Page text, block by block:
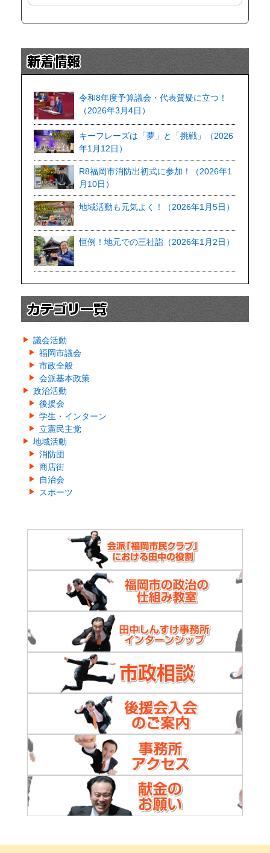
令和8年度予算議会・代表質疑に立つ！
（2026年3月4日）
キーフレーズは「夢」と「挑戦」（2026
年1月12日）
R8福岡市消防出初式に参加！（2026年1
月10日）
地域活動も元気よく！（2026年1月5日）
恒例！地元での三社詣（2026年1月2日）
議会活動
福岡市議会
市政全般
会派基本政策
政治活動
後援会
学生・インターン
立憲民主党
地域活動
消防団
商店街
自治会
スポーツ